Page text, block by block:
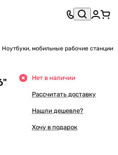
Ноутбуки, мобильные рабочие станции
Нет в наличии
Рассчитать доставку
Нашли дешевле?
Хочу в подарок